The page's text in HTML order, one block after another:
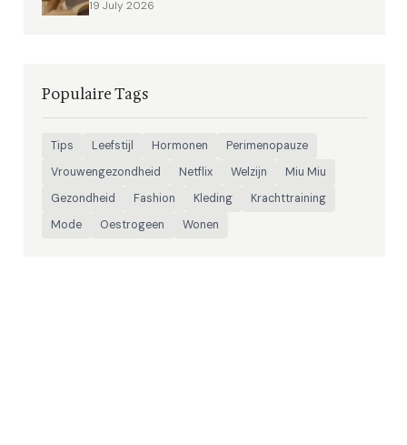
19 July 2026
Populaire Tags
Tips Leefstijl Hormonen
Perimenopauze
Vrouwengezondheid
Netflix Welzijn
Miu Miu
Gezondheid
Fashion Kleding
Krachttraining
Mode
Oestrogeen Wonen